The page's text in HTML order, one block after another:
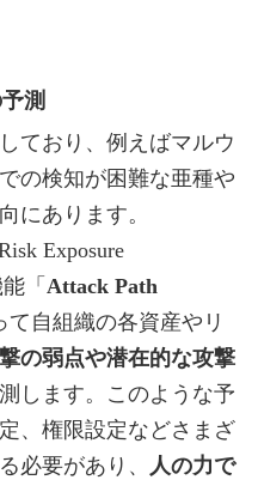
測
ており、例えばマルウ
の検知が困難な亜種や
にあります。
Exposure
「 Attack Path
て自組織の各資産やリ
の弱点や潜在的な攻撃
します。このような予
、権限設定などさまざ
必要があり、 人の力で